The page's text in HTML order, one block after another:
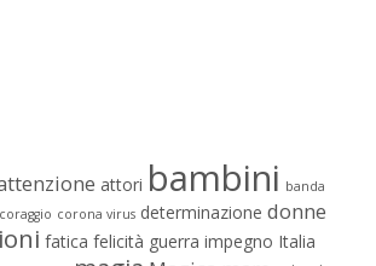
attori bambini banda
coraggio corona virus determinazione donne
fatica felicità guerra impegno Italia